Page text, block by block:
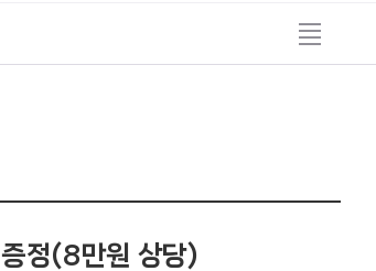
전
체
정(8만원 상당)